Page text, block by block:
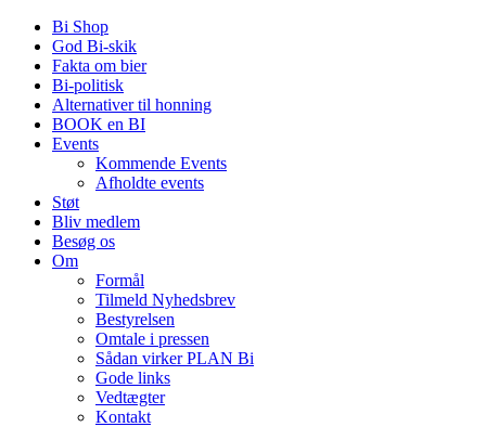
Bi Shop
God Bi-skik
Fakta om bier
Bi-politisk
Alternativer til honning
BOOK en BI
Events
Kommende Events
Afholdte events
Støt
Bliv medlem
Besøg os
Om
Formål
Tilmeld Nyhedsbrev
Bestyrelsen
Omtale i pressen
Sådan virker PLAN Bi
Gode links
Vedtægter
Kontakt